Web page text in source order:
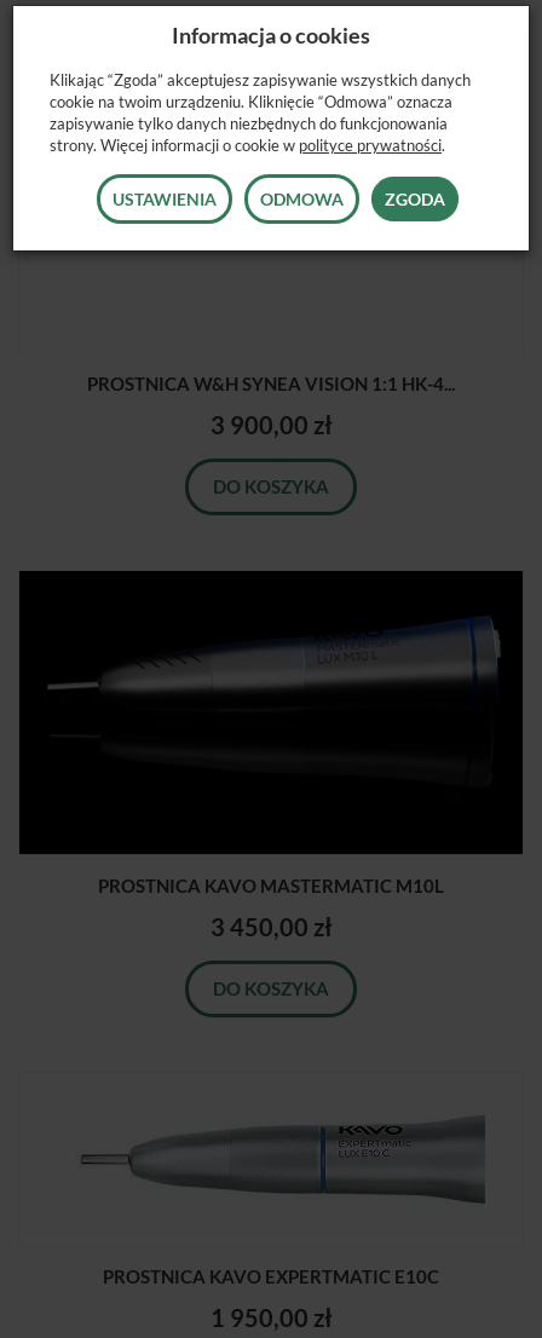
PROSTNICA W&H SYNEA VISION 1:1 HK-4...
3 900,00 zł
DO KOSZYKA
PROSTNICA KAVO MASTERMATIC M10L
3 450,00 zł
DO KOSZYKA
PROSTNICA KAVO EXPERTMATIC E10C
1 950,00 zł
Informacja o cookies
Klikając “Zgoda” akceptujesz zapisywanie wszystkich danych
cookie na twoim urządzeniu. Kliknięcie “Odmowa” oznacza
zapisywanie tylko danych niezbędnych do funkcjonowania
strony. Więcej informacji o cookie w polityce prywatności.
USTAWIENIA ODMOWA ZGODA